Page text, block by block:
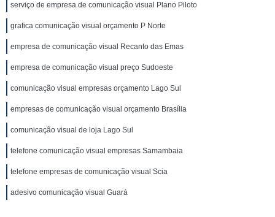
serviço de empresa de comunicação visual Plano Piloto
grafica comunicação visual orçamento P Norte
empresa de comunicação visual Recanto das Emas
empresa de comunicação visual preço Sudoeste
comunicação visual empresas orçamento Lago Sul
empresas de comunicação visual orçamento Brasília
comunicação visual de loja Lago Sul
telefone comunicação visual empresas Samambaia
telefone empresas de comunicação visual Scia
adesivo comunicação visual Guará